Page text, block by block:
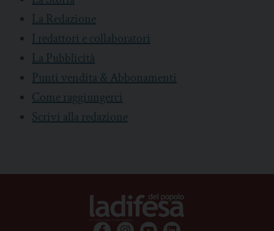
La Redazione
I redattori e collaboratori
La Pubblicità
Punti vendita & Abbonamenti
Come raggiungerci
Scrivi alla redazione